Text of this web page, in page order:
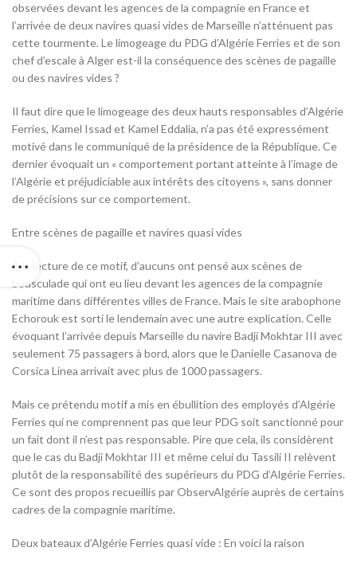
observées devant les agences de la compagnie en France et
l’arrivée de deux navires quasi vides de Marseille n’atténuent pas
cette tourmente. Le limogeage du PDG d’Algérie Ferries et de son
chef d’escale à Alger est-il la conséquence des scènes de pagaille
ou des navires vides ?
Il faut dire que le limogeage des deux hauts responsables d’Algérie
Ferries, Kamel Issad et Kamel Eddalia, n’a pas été expressément
motivé dans le communiqué de la présidence de la République. Ce
dernier évoquait un « comportement portant atteinte à l’image de
l’Algérie et préjudiciable aux intérêts des citoyens », sans donner
de précisions sur ce comportement.
Entre scènes de pagaille et navires quasi vides
À la lecture de ce motif, d’aucuns ont pensé aux scènes de
bousculade qui ont eu lieu devant les agences de la compagnie
maritime dans différentes villes de France. Mais le site arabophone
Echorouk est sorti le lendemain avec une autre explication. Celle
évoquant l’arrivée depuis Marseille du navire Badji Mokhtar III avec
seulement 75 passagers à bord, alors que le Danielle Casanova de
Corsica Linea arrivait avec plus de 1000 passagers.
Mais ce prétendu motif a mis en ébullition des employés d’Algérie
Ferries qui ne comprennent pas que leur PDG soit sanctionné pour
un fait dont il n’est pas responsable. Pire que cela, ils considèrent
que le cas du Badji Mokhtar III et même celui du Tassili II relèvent
plutôt de la responsabilité des supérieurs du PDG d’Algérie Ferries.
Ce sont des propos recueillis par ObservAlgérie auprès de certains
cadres de la compagnie maritime.
Deux bateaux d’Algérie Ferries quasi vide : En voici la raison